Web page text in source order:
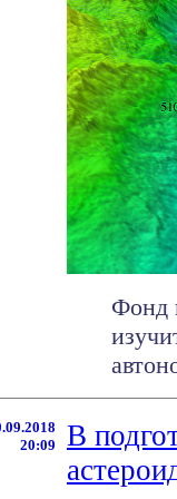
Фонд
20:09
В